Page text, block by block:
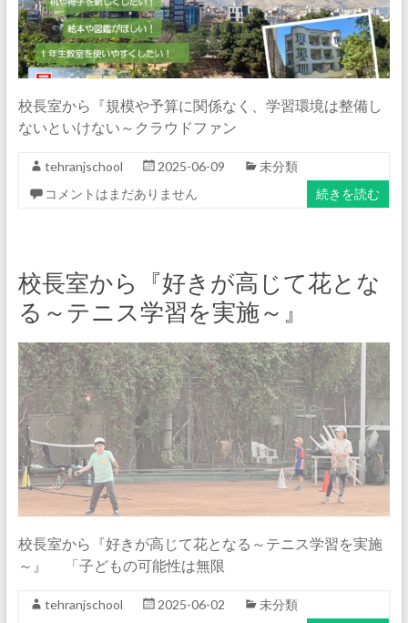
校長室から『規模や予算に関係なく、学習環境は整備し
ないといけない～クラウドファン
tehranjschool 2025-06-09
未分類
コメントはまだありません
続きを読む
校長室から『好きが高じて花とな
る～テニス学習を実施～』
校長室から『好きが高じて花となる～テニス学習を実施
～』 「子どもの可能性は無限
tehranjschool 2025-06-02
未分類